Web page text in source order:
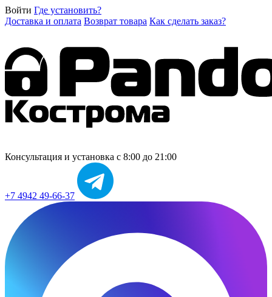
Войти Где установить?
Доставка и оплата Возврат товара Как сделать заказ?
Консультация и установка с 8:00 до 21:00
+7 4942 49-66-37